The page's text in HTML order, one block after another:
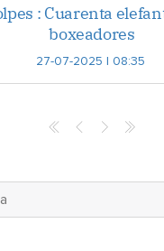
: Cuarenta
boxeadores
27-07-2025 | 08:35